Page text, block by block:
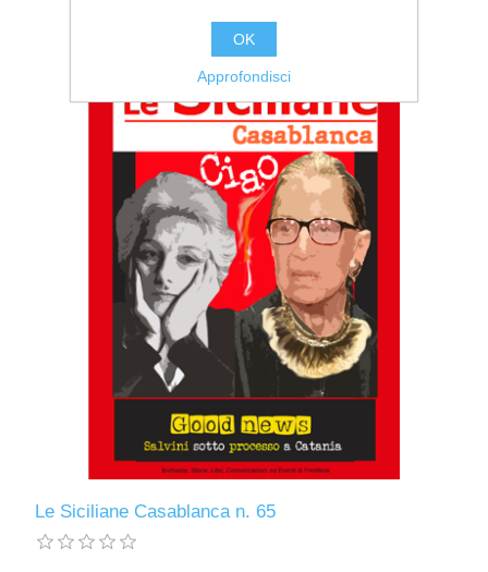
Le Siciliane Casablanca n. 65
OK
Approfondisci